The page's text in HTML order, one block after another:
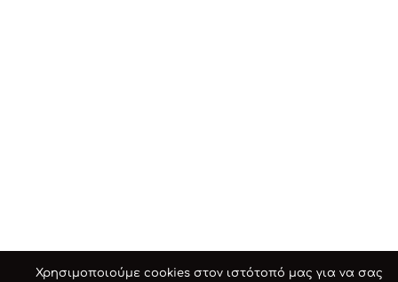
Χρησιμοποιούμε cookies στον ιστότοπό μας για να σας